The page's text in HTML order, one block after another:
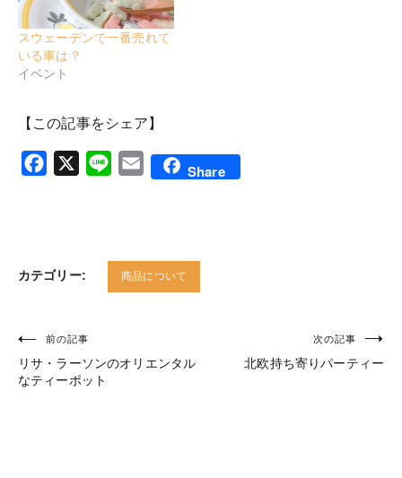
スウェーデンで一番売れて
いる車は？
イベント
【この記事をシェア】
Facebook
X Line Email Share
カテゴリー: 商品について
投
稿
前の記事
リサ・ラーソンのオリエンタル
なティーポット
次の記事
北欧持ち寄りパーティー